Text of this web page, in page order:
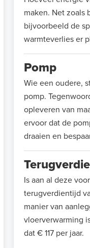
maken. Net zoals
bijvoorbeeld de
warmteverlies er
Pomp
Wie een oudere,
pomp.
opleveren van
ervoor dat de
draaien en
Is aan al deze
terugverdientijd
manier van
vloerverwarming
dat € 117 per jaar.